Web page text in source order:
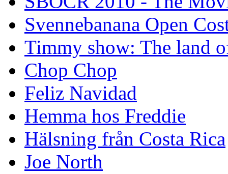
Svennebanana Open
Timmy show: The land
Chop Chop
Feliz Navidad
Hemma hos Freddie
Hälsning från Costa Rica
Joe North